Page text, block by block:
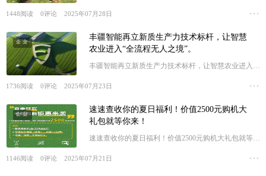
1448阅读 0评论 2025年07月28日
企业
丰疆智能再立新质生产力技术标杆，让智慧
农业进入“全流程无人之境”。
丰疆智能再立新质生产力技术标杆，让智慧农业进入
1736阅读 0评论 2025年07月23日
企业
速速查收你的夏日福利！价值2500元购机大
礼包就等你来！
速速查收你的夏日福利！价值2500元购机大礼包就等你
1146阅读 0评论 2025年07月21日